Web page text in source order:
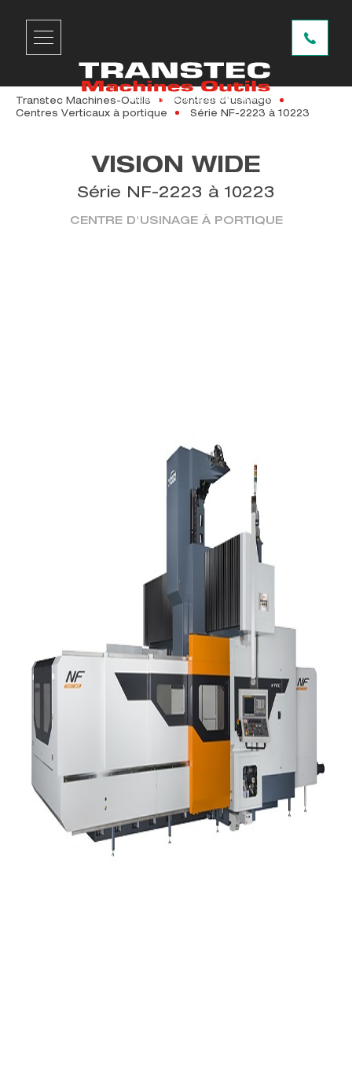
Transtec Machines-Outils
Centres d'usinage
Centres Verticaux à portique
Série NF-2223 à 10223
VISION WIDE
Série NF-2223 à 10223
CENTRE D'USINAGE À PORTIQUE